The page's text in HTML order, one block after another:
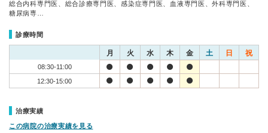
総合内科専門医、総合診療専門医、感染症専門医、血液専門医、外科専門医、
糖尿病専…
診療時間
月 火 水 木 金 土 日 祝
08:30-11:00
12:30-15:00
治療実績
この病院の治療実績を見る